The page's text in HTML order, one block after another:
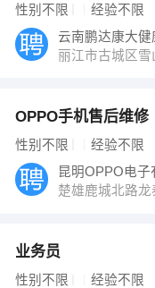
性别不限 经验不限
云南鹏达康大健
丽江市古城区雪
OPPO手机售后维修
性别不限 经验不限
楚雄鹿城北路龙
业务员
性别不限 经验不限